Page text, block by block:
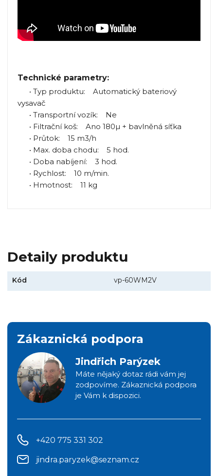
Technické parametry:
• Typ produktu: Automatický bateriový
vysavač
• Transportní vozík: Ne
• Filtrační koš: Ano 180µ + bavlněná síťka
• Průtok: 15 m3/h
• Max. doba chodu: 5 hod.
• Doba nabíjení: 3 hod.
• Rychlost: 10 m/min.
• Hmotnost: 11 kg
Detaily produktu
Kód vp-60WM2V
Zákaznická podpora
Jindřich Parýzek
Máte nějaký dotaz rádi vám jej
zodpovíme. Zákaznická podpora
je Vám k dispozici.
+420 775 331 302
jindra.paryzek@seznam.cz